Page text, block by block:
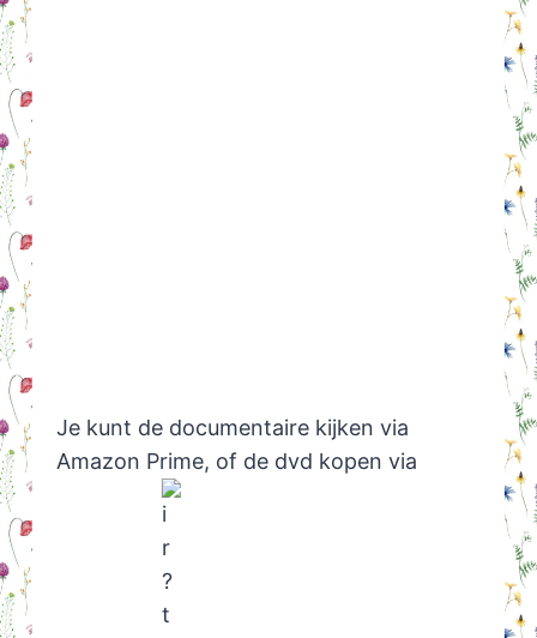
Je kunt de documentaire kijken via
Amazon Prime, of de dvd kopen via